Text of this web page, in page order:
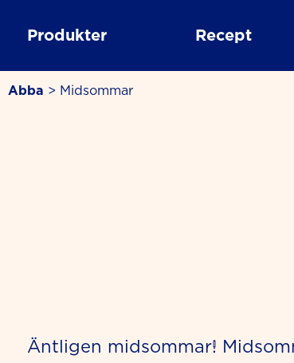
Produkter Recept
Abba > Midsommar
Äntligen midsommar!